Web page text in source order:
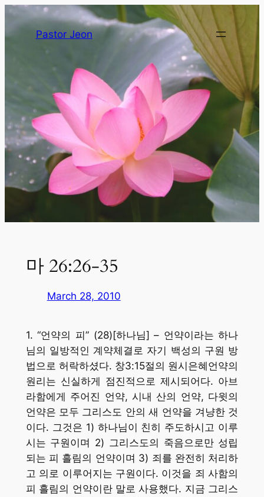
Pastor Jeon
마 26:26-35
March 28, 2010
1. “언약의 피” (28)[하나님] – 언약이라는 하나
님의 일방적인 계약체결로 자기 백성의 구원 방
법으로 허락하셨다. 창3:15절의 원시은혜언약의
원리는 신실하게 점진적으로 제시되어다. 아브
라함에게 주어진 언약, 시내 산의 언약, 다윗의
언약은 모두 그리스도 안의 새 언약을 겨냥한 것
이다. 그것은 1) 하나님이 친히 주도하시고 이루
시는 구원이며 2) 그리스도의 죽음으로만 성립
되는 피 흘림의 언약이며 3) 죄를 완전히 처리하
고 의로 이루어지는 구원이다. 이것을 죄 사함의
피 흘림의 언약이란 말로 사용했다. 지금 그리스